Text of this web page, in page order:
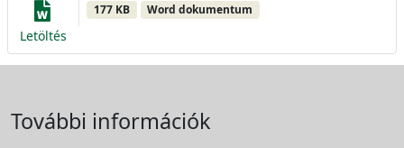
Letöltés
177 KB Word dokumentum
További információk